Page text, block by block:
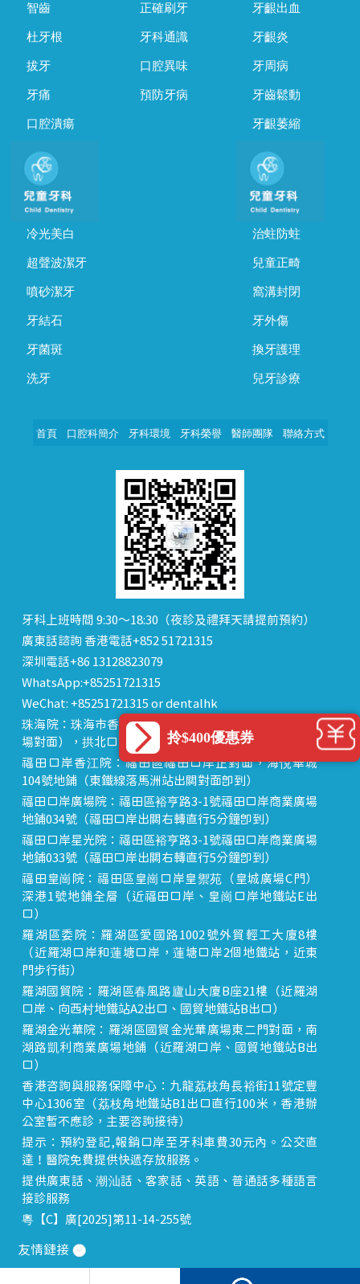
智齒
杜牙根
拔牙
牙痛
口腔潰瘍
正確刷牙
牙科通識
口腔異味
預防牙病
牙齦出血
牙齦炎
牙周病
牙齒鬆動
牙齦萎縮
冷光美白
超聲波潔牙
噴砂潔牙
牙結石
牙菌斑
洗牙
治蛀防蛀
兒童正畸
窩溝封閉
牙外傷
換牙護理
兒牙診療
首頁 口腔科簡介 牙科環境 牙科榮譽 醫師團隊 聯絡方式
牙科上班時間 9:30～18:30（夜診及禮拜天請提前預約）
廣東話諮詢 香港電話+852 51721315
深圳電話+86 13128823079
WhatsApp:+85251721315
WeChat: +85251721315 or dentalhk
珠海院：珠海市香洲區 拱北中建商業大廈 15樓（迎賓廣
場對面），拱北口岸步行8分鐘直達
福田口岸香江院：福田區福田口岸正對面，海悅華城
104號地鋪（東鐵線落馬洲站出關對面即到）
福田口岸廣場院：福田區裕亨路3-1號福田口岸商業廣場
地鋪034號（福田口岸出關右轉直行5分鐘即到）
福田口岸星光院：福田區裕亨路3-1號福田口岸商業廣場
地鋪033號（福田口岸出關右轉直行5分鐘即到）
福田皇崗院：福田區皇崗口岸皇禦苑（皇城廣場C門）
深港1號地鋪全層（近福田口岸、皇崗口岸地鐵站E出
口）
羅湖區委院：羅湖區愛國路1002號外貿輕工大廈8樓
（近羅湖口岸和蓮塘口岸，蓮塘口岸2個地鐵站，近東
門步行街）
羅湖國貿院：羅湖區春風路廬山大廈B座21樓（近羅湖
口岸、向西村地鐵站A2出口、國貿地鐵站B出口）
羅湖金光華院：羅湖區國貿金光華廣場東二門對面，南
湖路凱利商業廣場地鋪（近羅湖口岸、國貿地鐵站B出
口）
香港咨詢與服務保障中心：九龍荔枝角長裕街11號定豐
中心1306室（荔枝角地鐵站B1出口直行100米，香港辦
公室暫不應診，主要咨詢接待）
提示：預約登記,報銷口岸至牙科車費30元內。公交直
達！醫院免費提供快遞存放服務。
提供廣東話、潮汕話、客家話、英語、普通話多種語言
接診服務
粵【C】廣[2025]第11-14-255號
友情鏈接
拎$400優惠券